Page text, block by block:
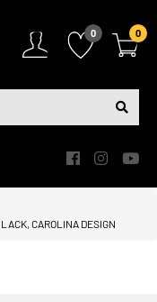
0 0
CAROLINA DESIGN